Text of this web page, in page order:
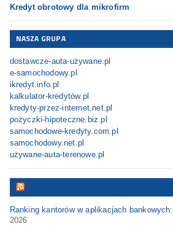
Kredyt obrotowy dla mikrofirm
NASZA GRUPA
dostawcze-auta-używane.pl
e-samochodowy.pl
ikredyt.info.pl
kalkulator-kredytów.pl
kredyty-przez-internet.net.pl
pożyczki-hipoteczne.biz.pl
samochodowe-kredyty.com.pl
samochodowy.net.pl
używane-auta-terenowe.pl
Ranking kantorów w aplikacjach
2026